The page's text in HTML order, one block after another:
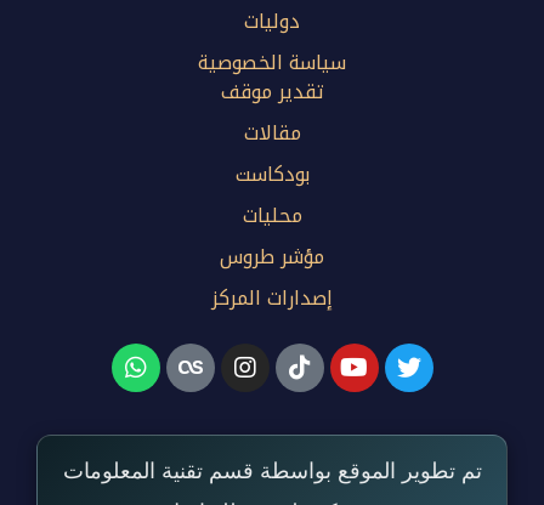
دوليات
سياسة الخصوصية
تقدير موقف
مقالات
بودكاست
محليات
مؤشر طروس
إصدارات المركز
تم تطوير الموقع بواسطة قسم تقنية المعلومات